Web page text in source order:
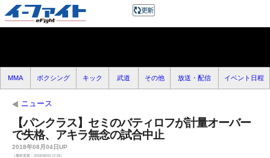
MMA ボクシング キック 武道 その他 放送・配信 イベント日程
ニュース
【パンクラス】セミのバティロフが計量オーバー
で失格、アキラ無念の試合中止
2018年08月04日UP
（最終更新：2018/08/04 17:26）